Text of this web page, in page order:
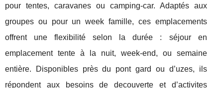
pour tentes, caravanes ou camping-car. Adaptés aux
groupes ou pour un week famille, ces emplacements
offrent une flexibilité selon la durée : séjour en
emplacement tente à la nuit, week-end, ou semaine
entière. Disponibles près du pont gard ou d’uzes, ils
répondent aux besoins de decouverte et d’activites